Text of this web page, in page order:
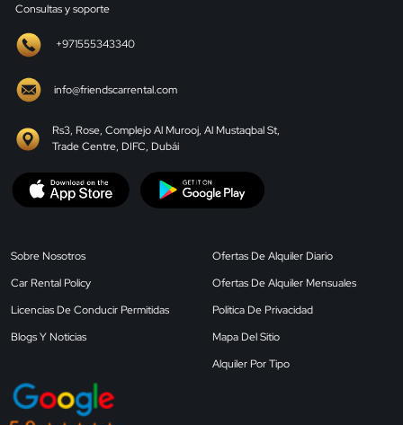
Consultas y soporte
+971555343340
info@friendscarrental.com
Rs3, Rose, Complejo Al Murooj, Al Mustaqbal St,
Trade Centre, DIFC, Dubái
Sobre Nosotros
Car Rental Policy
Licencias De Conducir Permitidas
Blogs Y Noticias
Ofertas De Alquiler Diario
Ofertas De Alquiler Mensuales
Política De Privacidad
Mapa Del Sitio
Alquiler Por Tipo